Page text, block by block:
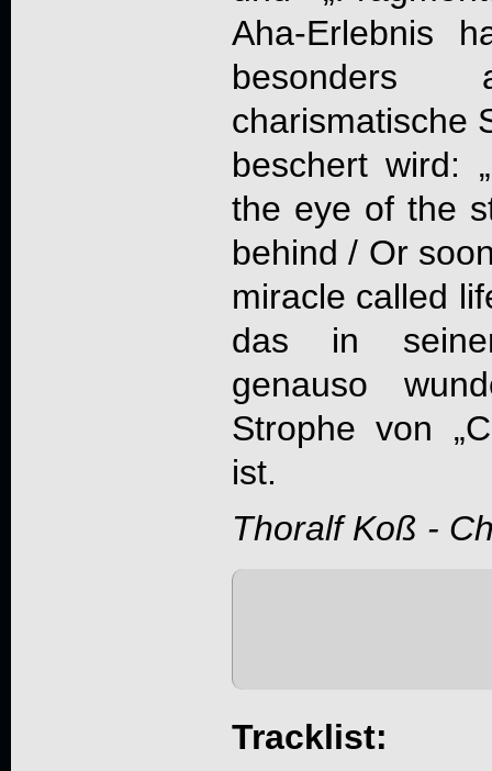
Aha-Erlebnis
charismatische
beschert wird:
the eye of the
behind / Or
miracle called
das in
genauso
Strophe von
ist.
Thoralf Koß -
Tracklist: